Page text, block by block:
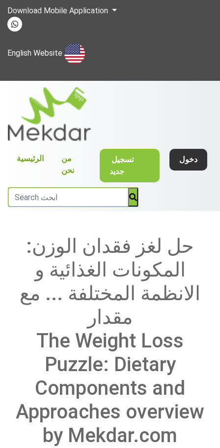
Download Mobile Application
English Website
الرئيسية(current)
من
نحن
جديد
دخول
حل لغز فقدان الوزن:
المكونات الغذائية و
الانظمة المختلفة ... مع
مقدار
The Weight Loss
Puzzle: Dietary
Components and
Approaches overview
by Mekdar.com